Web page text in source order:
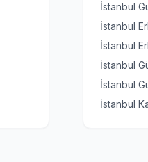
İstanbul
İstanbul
İstanbul
İstanbul
İstanbul
İstanbul